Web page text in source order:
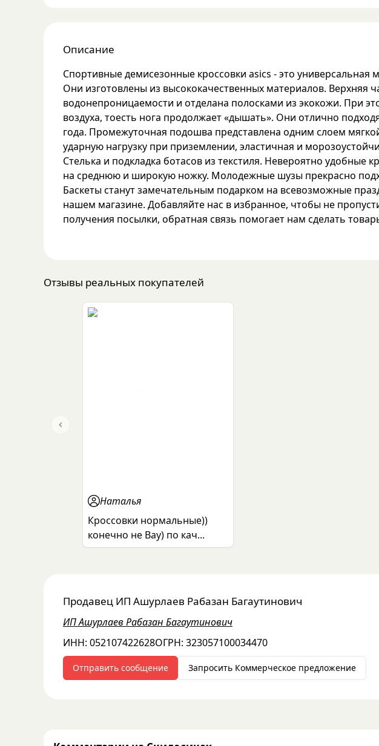
Описание
Спортивные демисезонные кроссовки asics - это
Они изготовлены из высококачественных материалов. Верхняя
водонепроницаемости и отделана полосками из экокожи. При
воздуха, тоесть нога продолжает «дышать». Они отлично
года. Промежуточная подошва представлена одним слоем
ударную нагрузку при приземлении, эластичная и
Стелька и подкладка ботасов из текстиля. Невероятно
на среднюю и широкую ножку. Молодежные шузы прекрасно
Баскеты станут замечательным подарком на всевозможные
нашем магазине. Добавляйте нас в избранное, чтобы не
получения посылки, обратная связь помогает нам сделать
Отзывы реальных покупателей
Наталья
Кроссовки нормальные))
конечно не Вау) по кач...
Previous slide
Продавец ИП Ашурлаев Рабазан Багаутинович
ИП Ашурлаев Рабазан Багаутинович
ИНН: 052107422628ОГРН: 323057100034470
Отправить сообщение Запросить Коммерческое предложение